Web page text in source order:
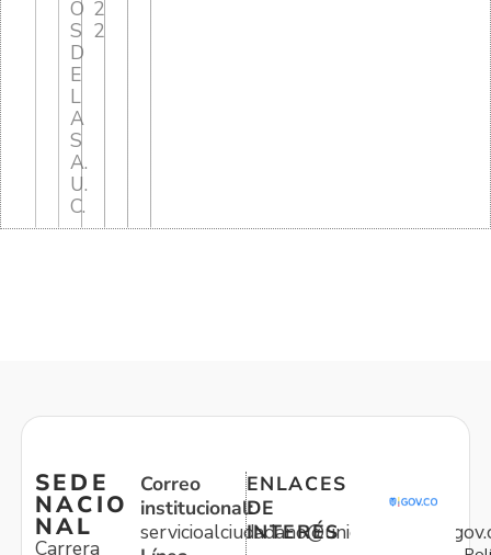
O
S
D
E
L
A
S
A.
U.
C.
2
2
SEDE
NACIO
NAL
Carrera
Correo
institucional:
ENLACES
DE
INTERÉS